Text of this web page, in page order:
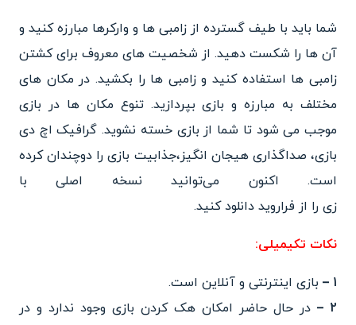
شما باید با طیف گسترده از زامبی ها و وارکرها مبارزه کنید و
آن ها را شکست دهید. از شخصیت های معروف برای کشتن
زامبی ها استفاده کنید و زامبی ها را بکشید. در مکان های
مختلف به مبارزه وبازی بپردازید. تنوع مکان ها در بازی
موجب می شود تا شما از بازی خسته نشوید.‌ گرافیک اچ دی
بازی، صداگذاری هیجان انگیز،جذابیت بازی را دو‌چندان کرده
است. اکنون می‌توانید نسخه اصلی با
زی را از فراروید دانلود کنید.
نکات تکیمیلی:
1 –
بازی اینترنتی و آنلاین است.
2 –
در حال حاضر امکان هک کردن بازی وجود ندارد و در